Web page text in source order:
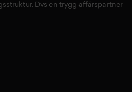
Dvs en trygg affärspartner